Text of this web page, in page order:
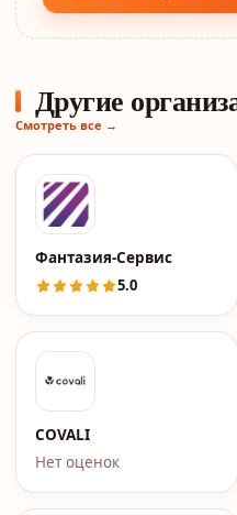
Другие
Смотреть все →
Фантазия-Сервис
5.0
COVALI
Нет оценок